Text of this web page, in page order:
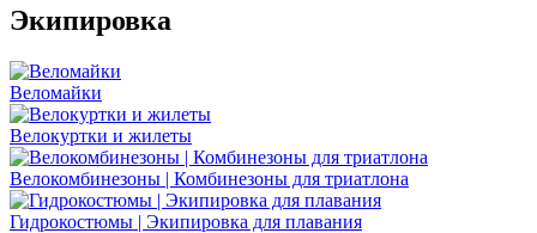
Экипировка
Веломайки
Велокуртки и жилеты
Велокомбинезоны | Комбинезоны для триатлона
Гидрокостюмы | Экипировка для плавания